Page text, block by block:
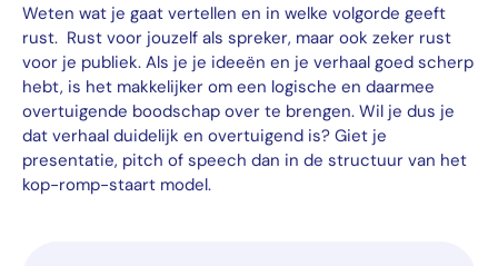
Weten wat je gaat vertellen en in welke volgorde geeft
rust. Rust voor jouzelf als spreker, maar ook zeker rust
voor je publiek. Als je je ideeën en je verhaal goed scherp
hebt, is het makkelijker om een logische en daarmee
overtuigende boodschap over te brengen. Wil je dus je
dat verhaal duidelijk en overtuigend is? Giet je
presentatie, pitch of speech dan in de structuur van het
kop-romp-staart model.